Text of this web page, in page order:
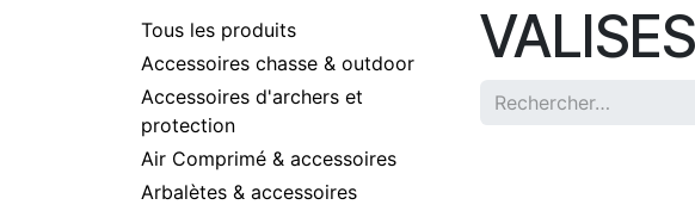
Tous les produits
Accessoires chasse & outdoor
Accessoires d'archers et
protection
Air Comprimé & accessoires
Arbalètes & accessoires